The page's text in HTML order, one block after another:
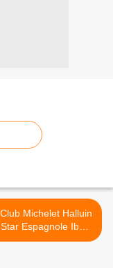
Michelet Halluin
Espagnole Iban
Perez (Sept. 2018). >